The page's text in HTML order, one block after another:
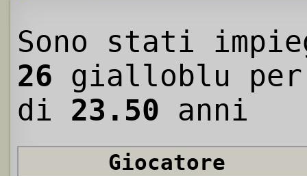
Sono stati
26 gialloblu per
di 23.50 anni
Giocatore